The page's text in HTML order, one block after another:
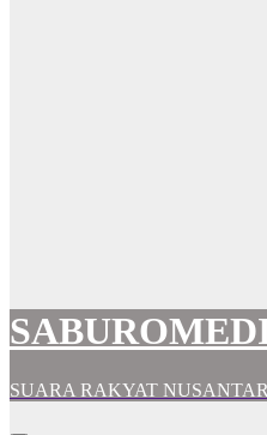
SUARA RAKYAT